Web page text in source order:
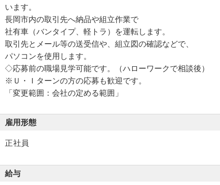
います。
長岡市内の取引先へ納品や組立作業で
社有車（バンタイプ、軽トラ）を運転します。
取引先とメール等の送受信や、組立図の確認などで、
パソコンを使用します。
◇応募前の職場見学可能です。（ハローワークで相談後）
※Ｕ・Ｉターンの方の応募も歓迎です。
「変更範囲：会社の定める範囲」
雇用形態
正社員
給与